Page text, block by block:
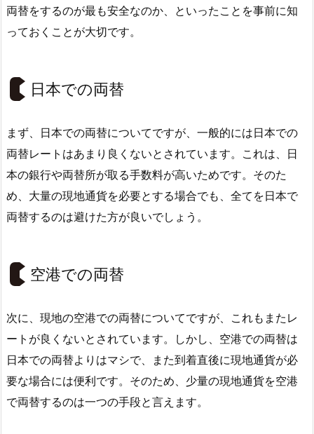
両替をするのが最も安全なのか、といったことを事前に知
っておくことが大切です。
日本での両替
まず、日本での両替についてですが、一般的には日本での
両替レートはあまり良くないとされています。これは、日
本の銀行や両替所が取る手数料が高いためです。そのた
め、大量の現地通貨を必要とする場合でも、全てを日本で
両替するのは避けた方が良いでしょう。
空港での両替
次に、現地の空港での両替についてですが、これもまたレ
ートが良くないとされています。しかし、空港での両替は
日本での両替よりはマシで、また到着直後に現地通貨が必
要な場合には便利です。そのため、少量の現地通貨を空港
で両替するのは一つの手段と言えます。